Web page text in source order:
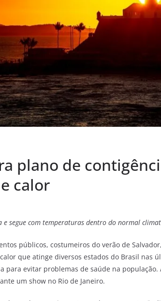
plano de
calor
segue com temperaturas dentro do normal
públicos, costumeiros do verão de
que atinge diversos estados do Brasil nas
para evitar problemas de saúde na população.
um show no Rio de Janeiro.